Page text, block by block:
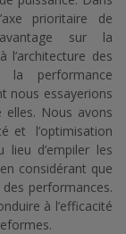
prioritaire de
sur la
l’architecture des
la performance
nous essayerions
Nous avons
et l’optimisation
d’empiler les
considérant que
performances.
à l’efficacité